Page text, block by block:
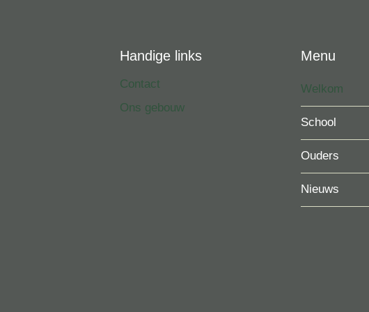
Handige links
Contact
Ons gebouw
Menu
Welkom
School
Ouders
Nieuws